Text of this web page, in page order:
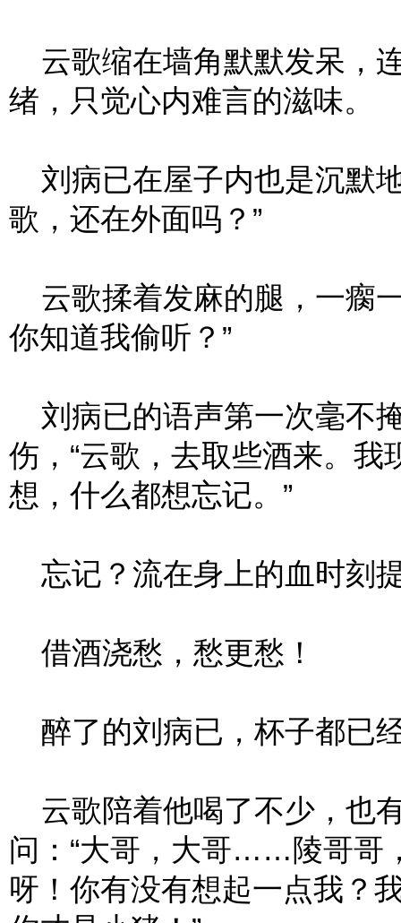
云歌缩在墙角默默发呆，
绪，只觉心内难言的滋味。
刘病已在屋子内也是沉默
歌，还在外面吗？”
云歌揉着发麻的腿，一瘸
你知道我偷听？”
刘病已的语声第一次毫不
伤，“云歌，去取些酒来。
想，什么都想忘记。”
忘记？流在身上的血时刻
借酒浇愁，愁更愁！
醉了的刘病已，杯子都已
云歌陪着他喝了不少，也
问：“大哥，大哥……陵哥哥
呀！你有没有想起一点我？